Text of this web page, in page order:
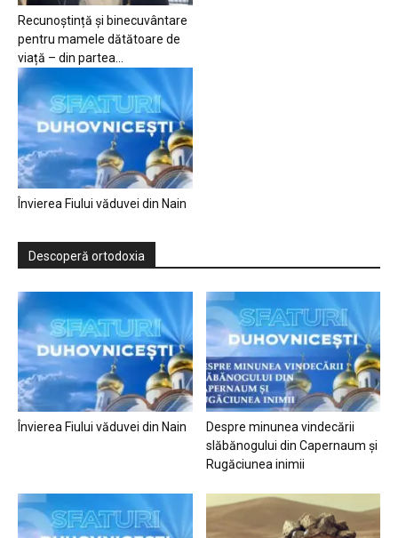
Recunoștință și binecuvântare
pentru mamele dătătoare de
viață – din partea...
Învierea Fiului văduvei din Nain
Descoperă ortodoxia
Învierea Fiului văduvei din Nain
Despre minunea vindecării
slăbănogului din Capernaum și
Rugăciunea inimii